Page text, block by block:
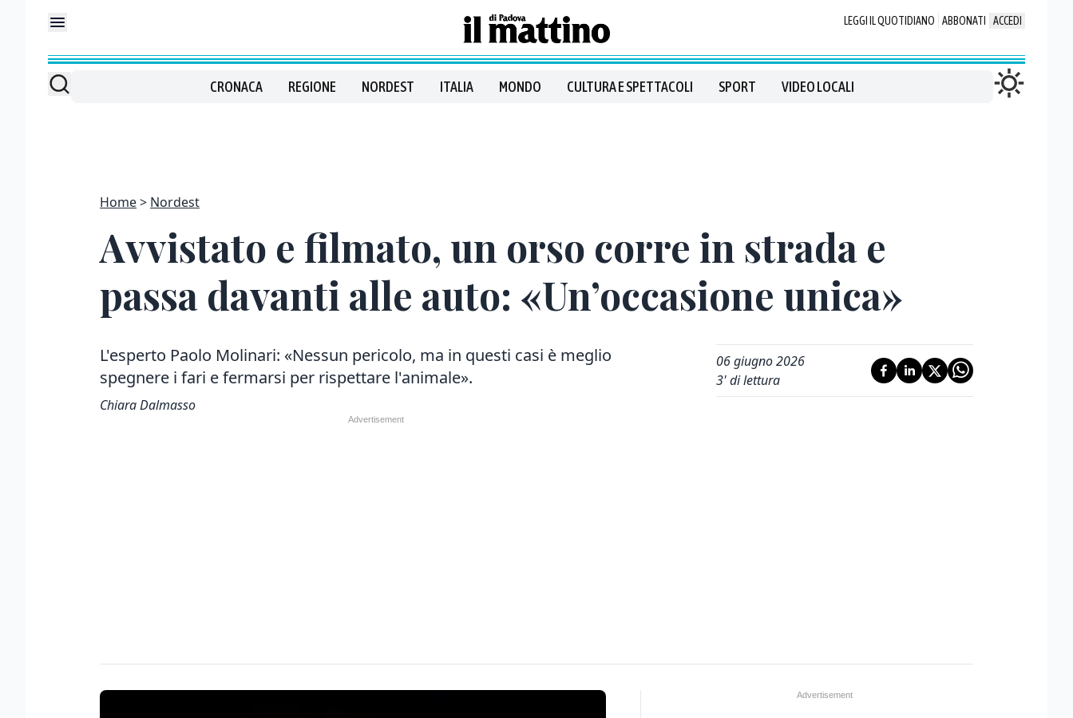
LEGGI IL QUOTIDIANO ABBONATI ACCEDI
CRONACA REGIONE NORDEST ITALIA MONDO CULTURA E SPETTACOLI SPORT VIDEO LOCALI
Home Nordest
Avvistato e filmato, un orso corre in strada e
passa davanti alle auto: «Un’occasione unica»
L'esperto Paolo Molinari: «Nessun pericolo, ma in questi casi è meglio
spegnere i fari e fermarsi per rispettare l'animale».
Chiara Dalmasso
06 giugno 2026
3' di lettura